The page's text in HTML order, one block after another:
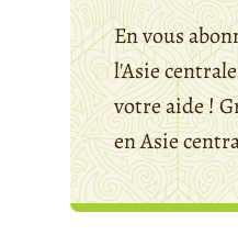
En vous
l'Asie
votre aide !
en Asie